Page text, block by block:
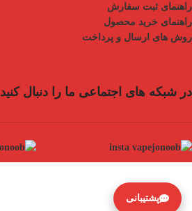
راهنمای ثبت سفارش
راهنمای خرید محصول
روش های ارسال و پرداخت
در شبکه های اجتماعی ما را دنبال کنید
پشتیبانی